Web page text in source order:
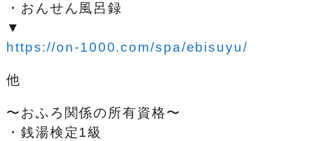
・おんせん風呂録
▼
https://on-1000.com/spa/ebisuyu/
他
〜おふろ関係の所有資格〜
・銭湯検定1級